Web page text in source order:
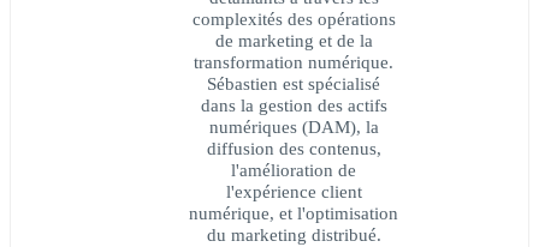
complexités des opérations
de marketing et de la
transformation numérique.
Sébastien est spécialisé
dans la gestion des actifs
numériques (DAM), la
diffusion des contenus,
l'amélioration de
l'expérience client
numérique, et l'optimisation
du marketing distribué.